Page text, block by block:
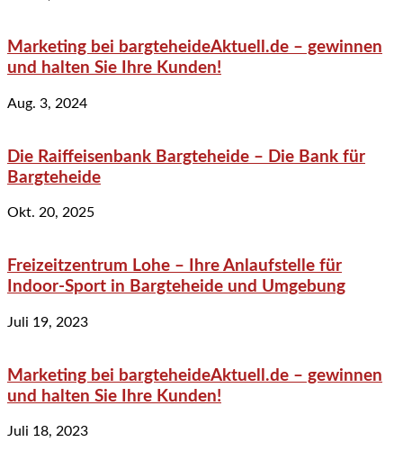
Marketing bei bargteheideAktuell.de – gewinnen
und halten Sie Ihre Kunden!
Aug. 3, 2024
Die Raiffeisenbank Bargteheide – Die Bank für
Bargteheide
Okt. 20, 2025
Freizeitzentrum Lohe – Ihre Anlaufstelle für
Indoor-Sport in Bargteheide und Umgebung
Juli 19, 2023
Marketing bei bargteheideAktuell.de – gewinnen
und halten Sie Ihre Kunden!
Juli 18, 2023